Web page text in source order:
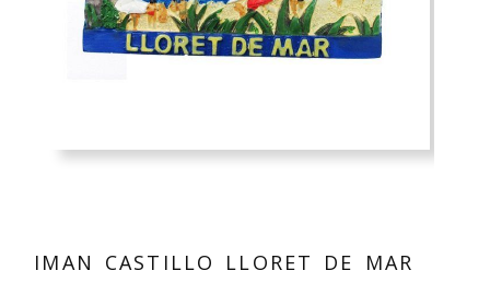
IMAN CASTILLO LLORET DE MAR